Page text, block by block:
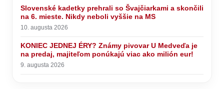
Slovenské kadetky prehrali so Švajčiarkami a skončili
na 6. mieste. Nikdy neboli vyššie na MS
10. augusta 2026
KONIEC JEDNEJ ÉRY? Známy pivovar U Medveďa je
na predaj, majiteľom ponúkajú viac ako milión eur!
9. augusta 2026